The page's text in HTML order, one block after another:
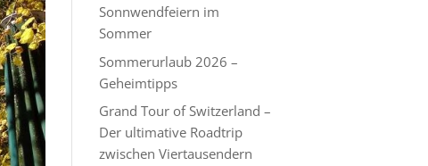
Sonnwendfeiern im
Sommer
Sommerurlaub 2026 –
Geheimtipps
Grand Tour of Switzerland –
Der ultimative Roadtrip
zwischen Viertausendern